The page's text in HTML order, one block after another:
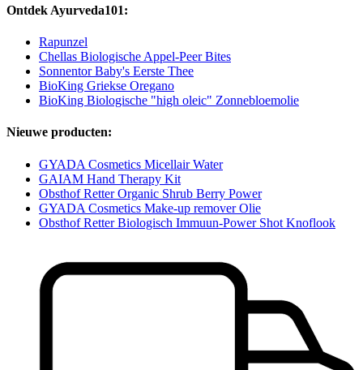
Ontdek Ayurveda101:
Rapunzel
Chellas Biologische Appel-Peer Bites
Sonnentor Baby's Eerste Thee
BioKing Griekse Oregano
BioKing Biologische "high oleic" Zonnebloemolie
Nieuwe producten:
GYADA Cosmetics Micellair Water
GAIAM Hand Therapy Kit
Obsthof Retter Organic Shrub Berry Power
GYADA Cosmetics Make-up remover Olie
Obsthof Retter Biologisch Immuun-Power Shot Knoflook